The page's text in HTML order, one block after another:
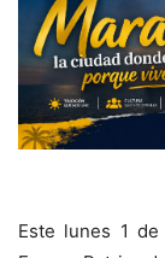
Este lunes 1